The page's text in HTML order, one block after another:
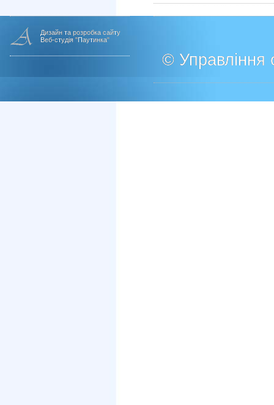
Дизайн та розробка сайту
Веб-студія "Паутинка"
© Управління